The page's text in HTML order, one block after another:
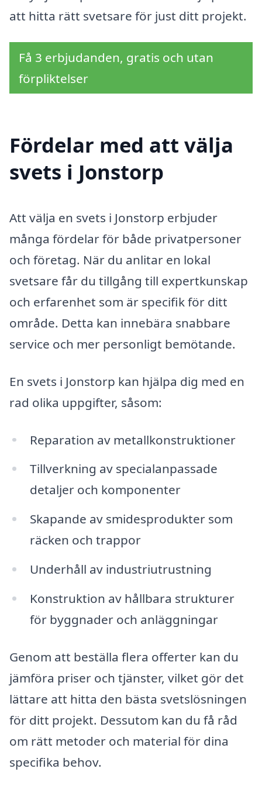
att hitta rätt svetsare för just ditt projekt.
Få 3 erbjudanden, gratis och utan
förpliktelser
Fördelar med att välja
svets i Jonstorp
Att välja en svets i Jonstorp erbjuder
många fördelar för både privatpersoner
och företag. När du anlitar en lokal
svetsare får du tillgång till expertkunskap
och erfarenhet som är specifik för ditt
område. Detta kan innebära snabbare
service och mer personligt bemötande.
En svets i Jonstorp kan hjälpa dig med en
rad olika uppgifter, såsom:
Reparation av metallkonstruktioner
Tillverkning av specialanpassade
detaljer och komponenter
Skapande av smidesprodukter som
räcken och trappor
Underhåll av industriutrustning
Konstruktion av hållbara strukturer
för byggnader och anläggningar
Genom att beställa flera offerter kan du
jämföra priser och tjänster, vilket gör det
lättare att hitta den bästa svetslösningen
för ditt projekt. Dessutom kan du få råd
om rätt metoder och material för dina
specifika behov.